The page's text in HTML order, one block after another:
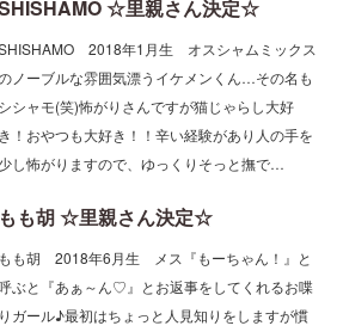
2018年1月生 オスシャムミックス
ノーブルな雰囲気漂うイケメンくん…その名も
シャモ(笑)怖がりさんですが猫じゃらし大好
き！おやつも大好き！！辛い経験があり人の手を
少し怖がりますので、ゆっくりそっと撫で…
もも胡 2018年6月生 メス『もーちゃん！』と
呼ぶと『あぁ～ん♡』とお返事をしてくれるお喋
ガール♪最初はちょっと人見知りをしますが慣
れれば撫でて～構って～の人好き猫です(ΦωΦ)後